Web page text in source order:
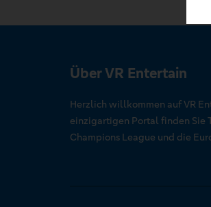
Über VR Entertain
Herzlich willkommen auf VR
einzigartigen Portal finden Sie
Champions League und die